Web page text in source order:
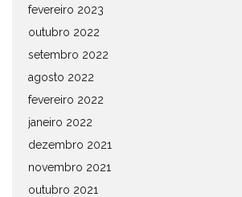
fevereiro 2023
outubro 2022
setembro 2022
agosto 2022
fevereiro 2022
janeiro 2022
dezembro 2021
novembro 2021
outubro 2021